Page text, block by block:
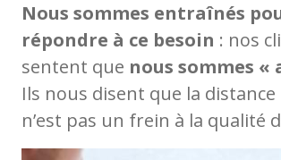
Nous sommes entraînés
répondre à ce besoin : nos
sentent que nous sommes «
Ils nous disent que la
n’est pas un frein à la qualité